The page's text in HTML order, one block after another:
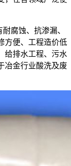
耐腐蚀、抗渗漏、
方便、工程造价低
给排水工程、污水
冶金行业酸洗及废